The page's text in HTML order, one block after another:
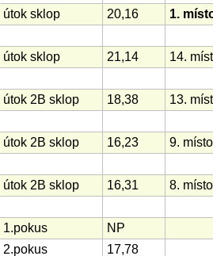
útok sklop 20,16 1.
útok sklop 21,14 14.
útok 2B sklop 18,38 13.
útok 2B sklop 16,23 9. místo
útok 2B sklop 16,31 8. místo
1.pokus
NP
2.pokus
17,78